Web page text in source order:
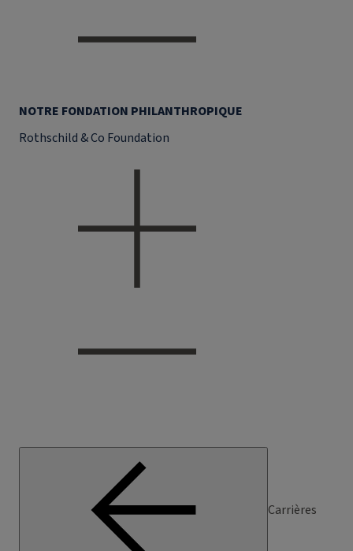
NOTRE FONDATION PHILANTHROPIQUE
Rothschild & Co Foundation
Carrières